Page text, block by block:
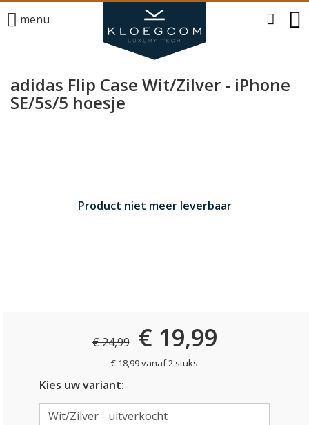
menu
adidas Flip Case Wit/Zilver - iPhone
SE/5s/5 hoesje
Product niet meer leverbaar
€ 24,99 € 19,99
€ 18,99 vanaf 2 stuks
Kies uw variant: